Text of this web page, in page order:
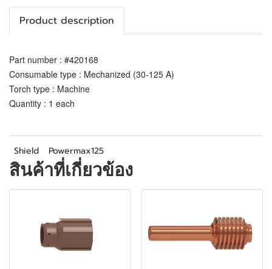
Product description
Part number : #420168
Consumable type : Mechanized (30-125 A)
Torch type : Machine
Quantity : 1 each
Shield Powermax125
สินค้าที่เกี่ยวข้อง